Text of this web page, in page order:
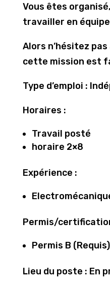
Vous êtes
travailler en
Alors n’hésitez
cette mission est
Type d’emploi :
Horaires :
Travail posté
horaire 2×8
Expérience :
Permis/
Permis B (Requis)
Lieu du poste : En